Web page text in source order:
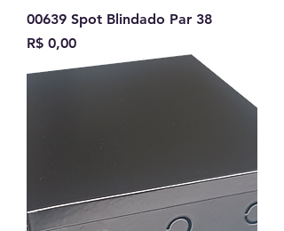
00639 Spot Blindado Par 38
Preço
R$ 0,00